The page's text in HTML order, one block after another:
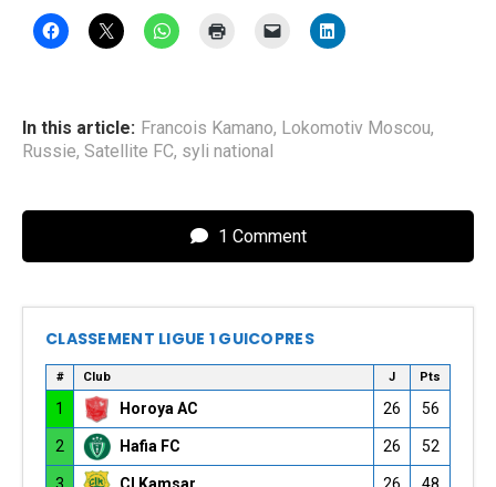
In this article: Francois Kamano, Lokomotiv Moscou,
Russie, Satellite FC, syli national
1 Comment
CLASSEMENT LIGUE 1 GUICOPRES
# Club J Pts
1 Horoya AC 26 56
2 Hafia FC 26 52